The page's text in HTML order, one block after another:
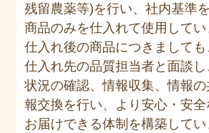
残留農薬等)を行い、社内基準
商品のみを仕入れて使用してい
仕入れ後の商品につきまして
仕入れ先の品質担当者と面談
状況の確認、情報収集、情報
報交換を行い、より安心・安
お届けできる体制を構築してい